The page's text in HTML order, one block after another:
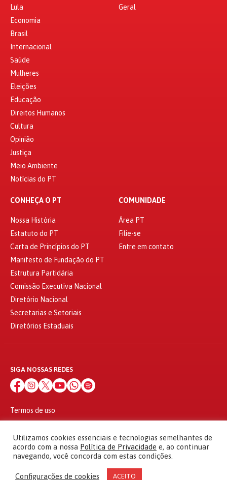
Lula
Economia
Brasil
Internacional
Saúde
Mulheres
Eleições
Educação
Direitos Humanos
Cultura
Opinião
Justiça
Meio Ambiente
Notícias do PT
Geral
CONHEÇA O PT
Nossa História
Estatuto do PT
Carta de Princípios do PT
Manifesto de Fundação do PT
Estrutura Partidária
Comissão Executiva Nacional
Diretório Nacional
Secretarias e Setoriais
Diretórios Estaduais
COMUNIDADE
Área PT
Filie-se
Entre em contato
SIGA NOSSAS REDES
Termos de uso
© 2010 - 2026
Partido dos Trabalhadores Todos os direitos reservados
Utilizamos cookies essenciais e tecnologias semelhantes de
acordo com a nossa Política de Privacidade e, ao continuar
navegando, você concorda com estas condições.
Configurações de cookies ACEITO